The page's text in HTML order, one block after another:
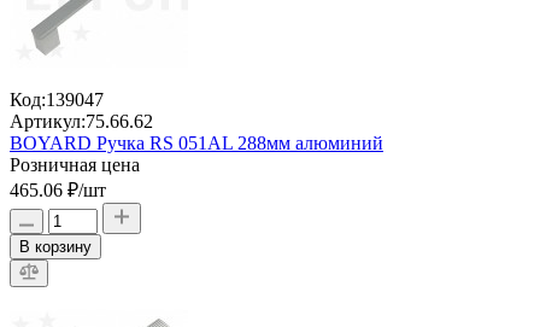
Код:139047
Артикул:75.66.62
BOYARD Ручка RS 051AL 288мм алюминий
Розничная цена
465.06 ₽/шт
В корзину